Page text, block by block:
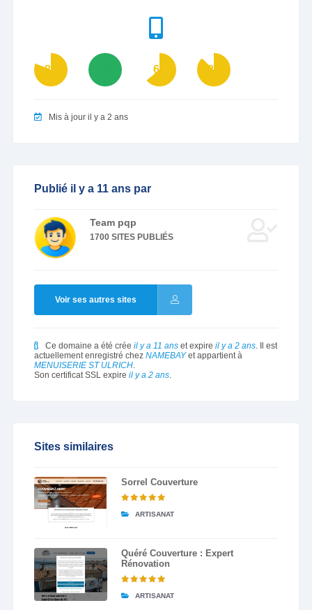
81 64 87
Mis à jour il y a 2 ans
Publié il y a 11 ans par
Team pqp
1700 SITES PUBLIÉS
Voir ses autres sites
Ce domaine a été crée il y a 11 anset expire il y a 2 ans. Il est
actuellement enregistré chez NAMEBAYet appartient à
MENUISERIE ST ULRICH.
Son certificat SSL expire il y a 2 ans.
Sites similaires
Sorrel Couverture
ARTISANAT
Quéré Couverture : Expert
Rénovation
ARTISANAT